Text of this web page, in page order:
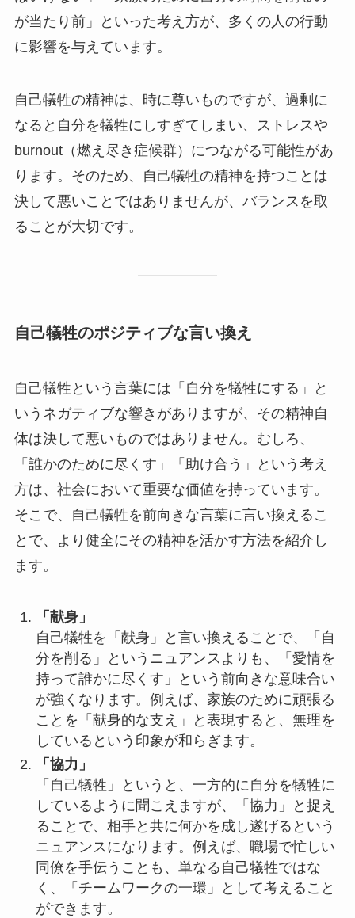
が当たり前」といった考え方が、多くの人の行動
に影響を与えています。
自己犠牲の精神は、時に尊いものですが、過剰に
なると自分を犠牲にしすぎてしまい、ストレスや
burnout（燃え尽き症候群）につながる可能性があ
ります。そのため、自己犠牲の精神を持つことは
決して悪いことではありませんが、バランスを取
ることが大切です。
自己犠牲のポジティブな言い換え
自己犠牲という言葉には「自分を犠牲にする」と
いうネガティブな響きがありますが、その精神自
体は決して悪いものではありません。むしろ、
「誰かのために尽くす」「助け合う」という考え
方は、社会において重要な価値を持っています。
そこで、自己犠牲を前向きな言葉に言い換えるこ
とで、より健全にその精神を活かす方法を紹介し
ます。
「献身」
自己犠牲を「献身」と言い換えることで、「自
分を削る」というニュアンスよりも、「愛情を
持って誰かに尽くす」という前向きな意味合い
が強くなります。例えば、家族のために頑張る
ことを「献身的な支え」と表現すると、無理を
しているという印象が和らぎます。
「協力」
「自己犠牲」というと、一方的に自分を犠牲に
しているように聞こえますが、「協力」と捉え
ることで、相手と共に何かを成し遂げるという
ニュアンスになります。例えば、職場で忙しい
同僚を手伝うことも、単なる自己犠牲ではな
く、「チームワークの一環」として考えること
ができます。